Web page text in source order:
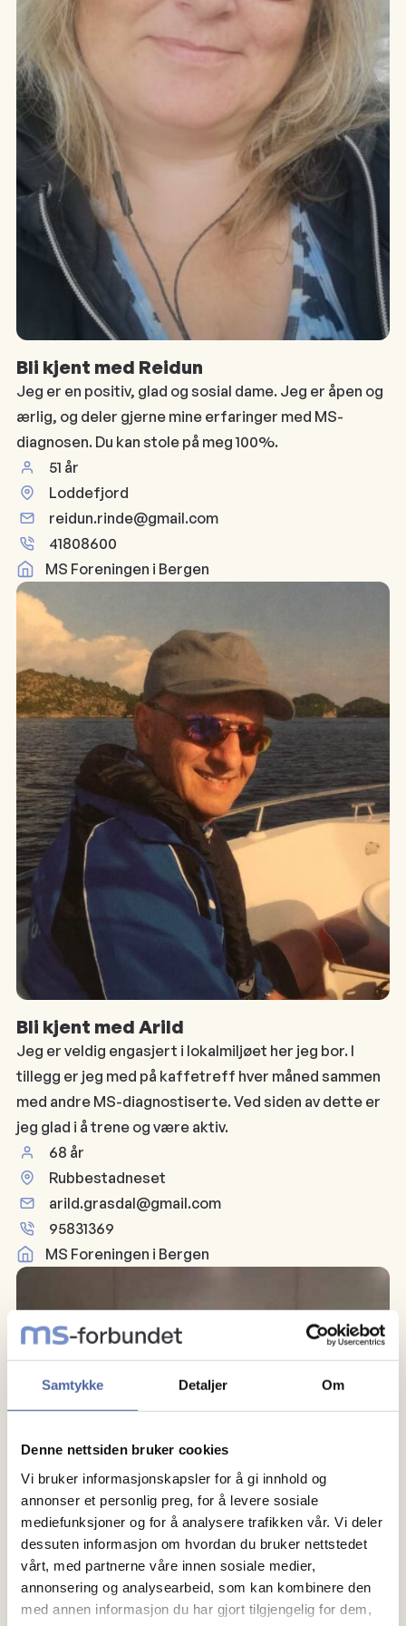
Samtykke Detaljer Om
Denne nettsiden bruker cookies
Vi bruker informasjonskapsler for å gi innhold og
annonser et personlig preg, for å levere sosiale
mediefunksjoner og for å analysere trafikken vår. Vi deler
dessuten informasjon om hvordan du bruker nettstedet
vårt, med partnerne våre innen sosiale medier,
annonsering og analysearbeid, som kan kombinere den
med annen informasjon du har gjort tilgjengelig for dem,
Bli kjent med Reidun
Jeg er en positiv, glad og sosial dame. Jeg er åpen og
ærlig, og deler gjerne mine erfaringer med MS-
diagnosen. Du kan stole på meg 100%.
51 år
Loddefjord
reidun.rinde@gmail.com
41808600
MS Foreningen i Bergen
Bli kjent med Arild
Jeg er veldig engasjert i lokalmiljøet her jeg bor. I
tillegg er jeg med på kaffetreff hver måned sammen
med andre MS-diagnostiserte. Ved siden av dette er
jeg glad i å trene og være aktiv.
68 år
Rubbestadneset
arild.grasdal@gmail.com
95831369
MS Foreningen i Bergen